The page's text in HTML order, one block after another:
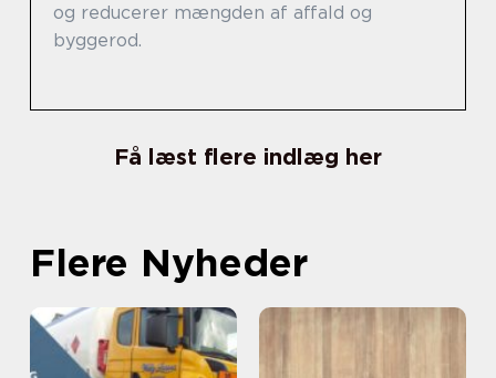
og reducerer mængden af affald og
byggerod.
Få læst flere indlæg her
Flere Nyheder